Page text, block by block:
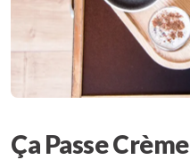
Ça Passe Crème